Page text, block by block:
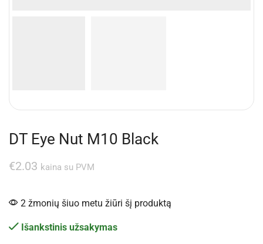
DT Eye Nut M10 Black
€2.03 kaina su PVM
2 žmonių šiuo metu žiūri šį produktą
Išankstinis užsakymas